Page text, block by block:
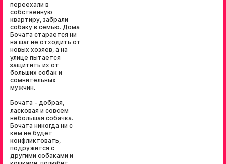
переехали в
собственную
квартиру, забрали
собаку в семью. Дома
Бочата старается ни
на шаг не отходить от
новых хозяев, а на
улице пытается
защитить их от
больших собак и
сомнительных
мужчин.
Бочата - добрая,
ласковая и совсем
небольшая собачка.
Бочата никогда ни с
кем не будет
конфликтовать,
подружится с
другими собаками и